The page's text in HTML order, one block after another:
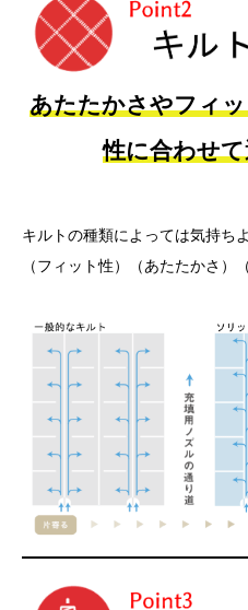
あたたかさやフィ
性に合わせ
キルトの種類によっては気持ち
（フィット性）（あたたかさ）